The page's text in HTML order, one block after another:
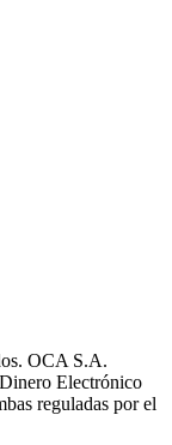
OCA S.A.
Electrónico
reguladas por el